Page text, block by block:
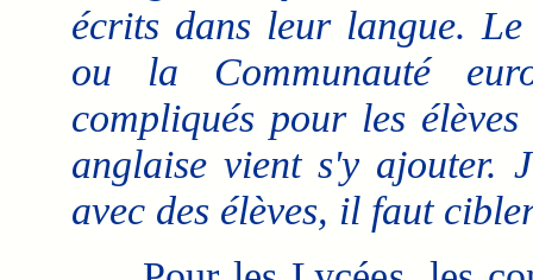
écrits dans leur langue.
ou la Communauté
compliqués pour les
anglaise vient s'y ajouter.
avec des élèves, il faut